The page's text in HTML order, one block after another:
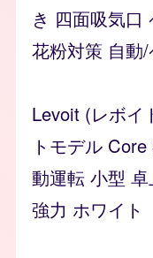
き 四面吸気口
花粉対策 自動
Levoit (レボイ
トモデル
動運転 小型
強力 ホワイト